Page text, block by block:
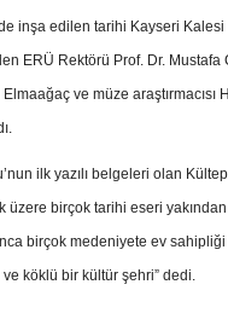
inşa edilen tarihi Kayseri
ERÜ Rektörü Prof. Dr. Mustafa
ve müze araştırmacısı
ilk yazılı belgeleri olan
üzere birçok tarihi eseri
birçok medeniyete ev
ve köklü bir kültür şehri” dedi.